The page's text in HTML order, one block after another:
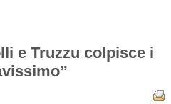
e Truzzu colpisce i